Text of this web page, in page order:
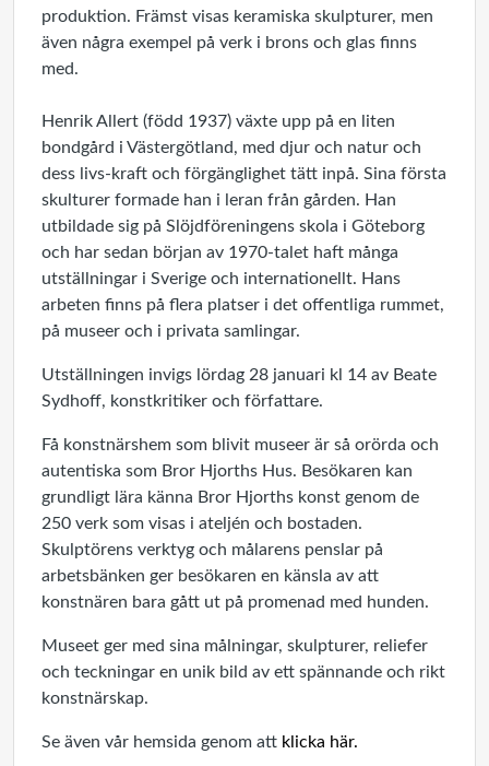
produktion. Främst visas keramiska skulpturer, men
även några exempel på verk i brons och glas finns
med.
Henrik Allert (född 1937) växte upp på en liten
bondgård i Västergötland, med djur och natur och
dess livs-kraft och förgänglighet tätt inpå. Sina första
skulturer formade han i leran från gården. Han
utbildade sig på Slöjdföreningens skola i Göteborg
och har sedan början av 1970-talet haft många
utställningar i Sverige och internationellt. Hans
arbeten finns på flera platser i det offentliga rummet,
på museer och i privata samlingar.
Utställningen invigs lördag 28 januari kl 14 av Beate
Sydhoff, konstkritiker och författare.
Få konstnärshem som blivit museer är så orörda och
autentiska som Bror Hjorths Hus. Besökaren kan
grundligt lära känna Bror Hjorths konst genom de
250 verk som visas i ateljén och bostaden.
Skulptörens verktyg och målarens penslar på
arbetsbänken ger besökaren en känsla av att
konstnären bara gått ut på promenad med hunden.
Museet ger med sina målningar, skulpturer, reliefer
och teckningar en unik bild av ett spännande och rikt
konstnärskap.
Se även vår hemsida genom att klicka här.